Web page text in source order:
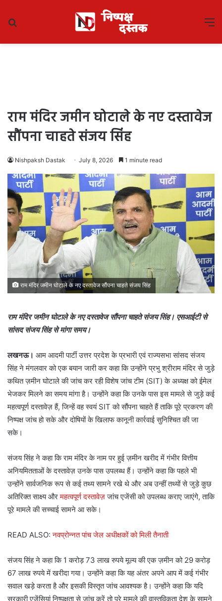
राम मंदिर जमीन घोटाले के नए दस्तावेज
सौंपना चाहते संजय सिंह
Nishpaksh Dastak July 8, 2026 1 minute read
राम मंदिर जमीन घोटाले के नए दस्तावेज सौंपना चाहते संजय सिंह
राम मंदिर जमीन घोटाले के नए दस्तावेज सौंपना चाहते संजय सिंह। एसआईटी से
सांसद संजय सिंह से मांगा समय।
लखनऊ। आम आदमी पार्टी उत्तर प्रदेश के प्रभारी एवं राज्यसभा सांसद संजय
सिंह ने मंगलवार को एक बयान जारी कर कहा कि उन्होंने प्रभु श्रीराम मंदिर से जुड़े
कथित ज़मीन घोटाले की जांच कर रही विशेष जांच टीम (SIT) के अध्यक्ष को ईमेल
भेजकर मिलने का समय मांगा है। उन्होंने कहा कि उनके पास इस मामले से जुड़े कई
महत्वपूर्ण दस्तावेज़ हैं, जिन्हें वह स्वयं SIT को सौंपना चाहते हैं ताकि पूरे प्रकरण की
निष्पक्ष जांच हो सके और दोषियों के खिलाफ कानूनी कार्रवाई सुनिश्चित की जा
सके।
संजय सिंह ने कहा कि राम मंदिर के नाम पर हुई ज़मीन खरीद में गंभीर वित्तीय
अनियमितताओं के दस्तावेज़ उनके पास उपलब्ध हैं। उन्होंने कहा कि पहले भी
उन्होंने सार्वजनिक रूप से कई तथ्य सामने रखे थे और अब उन्हीं तथ्यों से जुड़े कुछ
अतिरिक्त साक्ष्य औरमहत्वपूर्ण दस्तावेज़जांच एजेंसी को उपलब्ध कराए जाएंगे, ताकि
पूरे मामले की सच्चाई सामने आ सके।
READ ALSO:नवप्रोन्नत पांच जेल अधीक्षकों को मिली तैनाती
संजय सिंह ने कहा कि 1 करोड़ 73 लाख रुपये मूल्य की एक ज़मीन को 29 करोड़
67 लाख रुपये में खरीदा गया। उन्होंने कहा कि यह अंतर अपने आप में कई गंभीर
सवाल खड़े करता है और इसकी विस्तृत जांच आवश्यक है। उन्होंने कहा कि यदि
सरकारी एजेंसियां निष्पक्षता से जांच करें तो पूरे मामले की वास्तविकता देश के सामने